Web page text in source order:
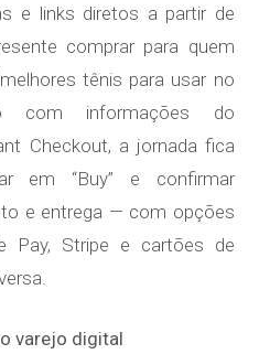
e links diretos a partir de
comprar para quem
tênis para usar no
com informações do
Checkout, a jornada fica
em “Buy” e confirmar
e entrega — com opções
Pay, Stripe e cartões de
varejo digital